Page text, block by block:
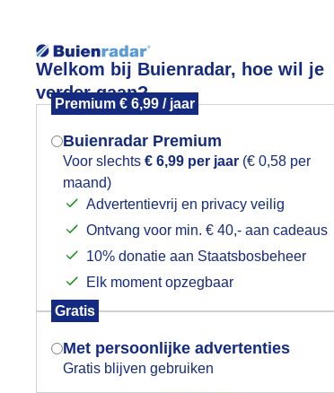
Welkom bij Buienradar, hoe wil je
verder gaan?
Premium € 6,99 / jaar
Buienradar Premium
Voor slechts € 6,99 per jaar (€ 0,58 per
maand)
Advertentievrij en privacy veilig
Ontvang voor min. € 40,- aan cadeaus
10% donatie aan Staatsbosbeheer
Elk moment opzegbaar
Gratis
Met persoonlijke advertenties
Gratis blijven gebruiken
Foto en video Weerzine
Mogen we je locatie gebruiken voor
het weer?
Indien je hier nog geen akkoord op hebt
gegeven, verschijnt er zo een pop-up uit
je browser waarin deze toestemming
gevraagd wordt.